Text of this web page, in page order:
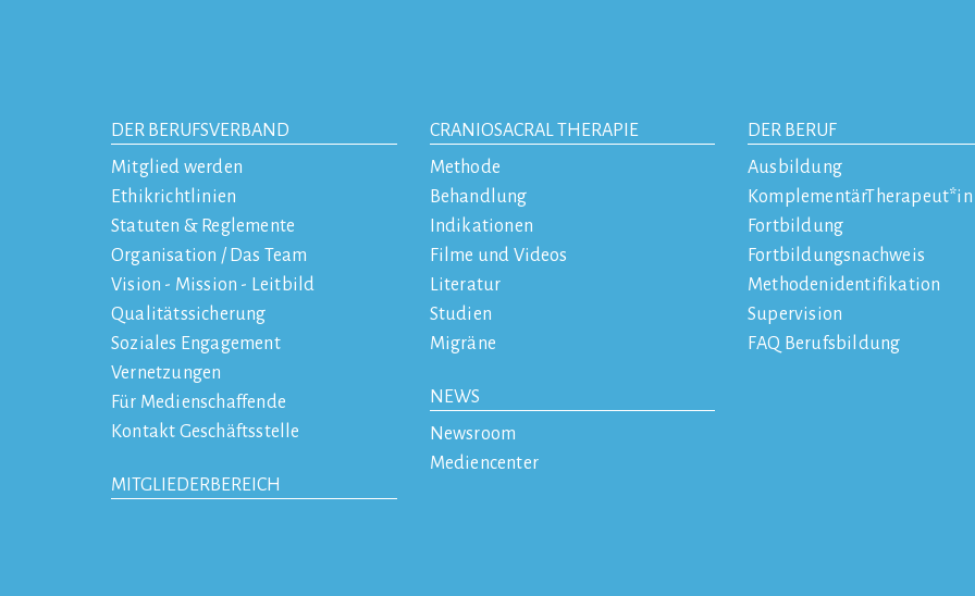
DER BERUFSVERBAND
Mitglied werden
Ethikrichtlinien
Statuten & Reglemente
Organisation / Das Team
Vision - Mission - Leitbild
Qualitätssicherung
Soziales Engagement
Vernetzungen
Für Medienschaffende
Kontakt Geschäftsstelle
MITGLIEDERBEREICH
CRANIOSACRAL THERAPIE
Methode
Behandlung
Indikationen
Filme und Videos
Literatur
Studien
Migräne
NEWS
Newsroom
Mediencenter
DER BERUF
Ausbildung
KomplementärTherapeut*in
Fortbildung
Fortbildungsnachweis
Methodenidentifikation
Supervision
FAQ Berufsbildung